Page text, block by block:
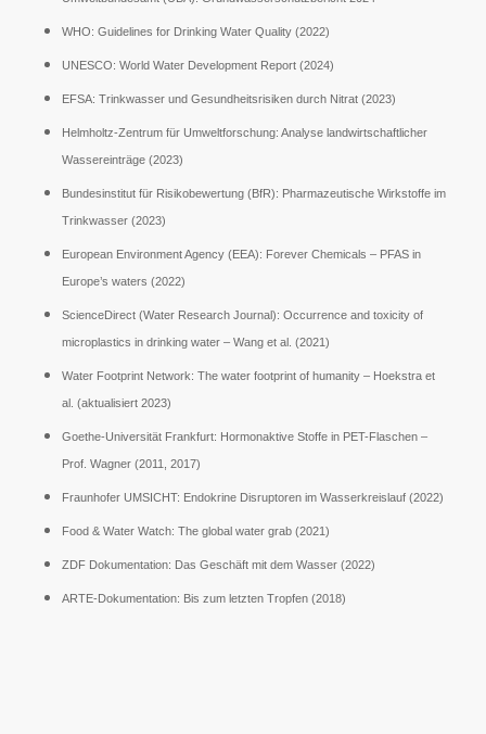
WHO: Guidelines for Drinking Water Quality (2022)
UNESCO: World Water Development Report (2024)
EFSA: Trinkwasser und Gesundheitsrisiken durch Nitrat (2023)
Helmholtz-Zentrum für Umweltforschung: Analyse landwirtschaftlicher
Wassereinträge (2023)
Bundesinstitut für Risikobewertung (BfR): Pharmazeutische Wirkstoffe im
Trinkwasser (2023)
European Environment Agency (EEA): Forever Chemicals – PFAS in
Europe’s waters (2022)
ScienceDirect (Water Research Journal): Occurrence and toxicity of
microplastics in drinking water – Wang et al. (2021)
Water Footprint Network: The water footprint of humanity – Hoekstra et
al. (aktualisiert 2023)
Goethe-Universität Frankfurt: Hormonaktive Stoffe in PET-Flaschen –
Prof. Wagner (2011, 2017)
Fraunhofer UMSICHT: Endokrine Disruptoren im Wasserkreislauf (2022)
Food & Water Watch: The global water grab (2021)
ZDF Dokumentation: Das Geschäft mit dem Wasser (2022)
ARTE-Dokumentation: Bis zum letzten Tropfen (2018)